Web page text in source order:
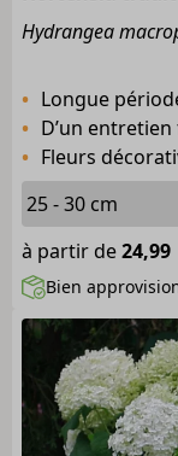
Hydrangea
Longue
D’un
Fleurs
à partir de24,99
Bien